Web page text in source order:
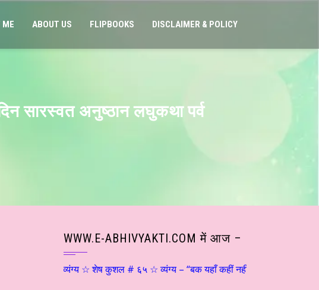
ME ABOUT US FLIPBOOKS DISCLAIMER & POLICY
सारस्वत अनुष्ठान लघुकथा पर्व
WWW.E-ABHIVYAKTI.COM में आज –
– व्यंग्य ☆ शेष कुशल # ६५ ☆ व्यंग्य – “बक यहाँ कहीं नहीं ठहरता…” ☆ श्री